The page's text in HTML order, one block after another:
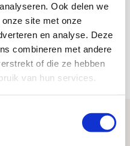
Ook delen we
site met onze
en analyse. Deze
combineren met andere
of die ze hebben
van hun services.
voor
met
Ajax - sc